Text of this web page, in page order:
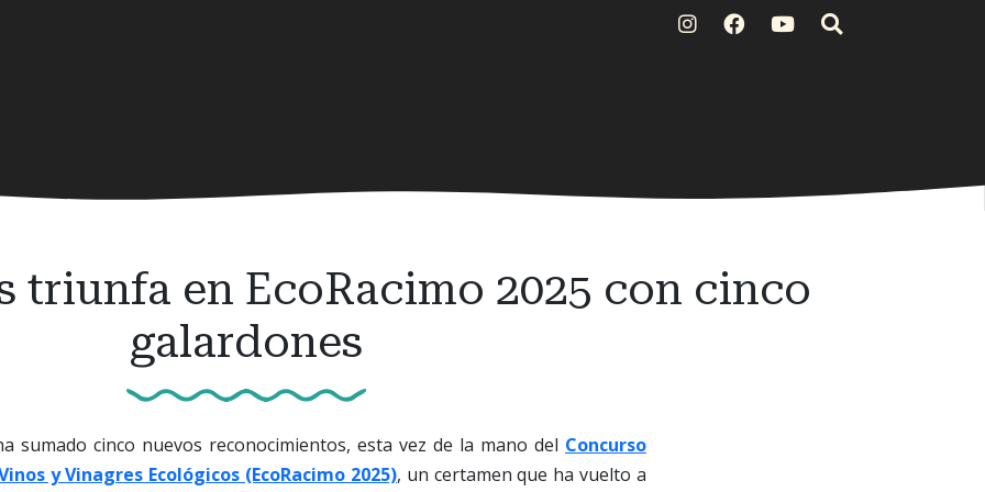
triunfa en EcoRacimo 2025 con cinco
galardones
sumado cinco nuevos reconocimientos, esta vez de la mano del Concurso
y Vinagres Ecológicos (EcoRacimo 2025), un certamen que ha vuelto a